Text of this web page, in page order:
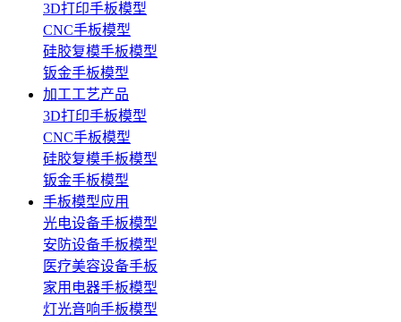
3D打印手板模型
CNC手板模型
硅胶复模手板模型
钣金手板模型
加工工艺产品
3D打印手板模型
CNC手板模型
硅胶复模手板模型
钣金手板模型
手板模型应用
光电设备手板模型
安防设备手板模型
医疗美容设备手板
家用电器手板模型
灯光音响手板模型